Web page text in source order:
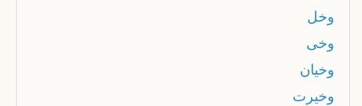
وخل
وخى
وخيان
وخيرت